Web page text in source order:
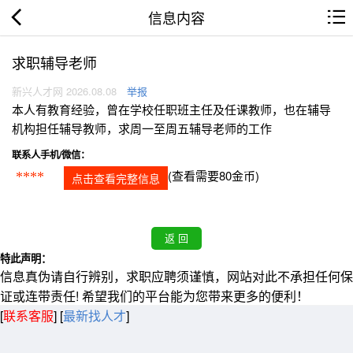
信息内容
求职辅导老师
新兴人才网 2026.08.08 举报
本人有教育经验，曾在学校任职班主任及任课教师，也在辅导
机构担任辅导教师，求周一至周五辅导老师的工作
联系人手机/微信：
**** 点击查看完整信息 (查看需要80金币)
特此声明：
信息真伪请自行辨别，求职应聘须谨慎，网站对此不承担任何保
证或连带责任! 希望我们的平台能为您带来更多的便利！
[联系客服] [最新找人才]